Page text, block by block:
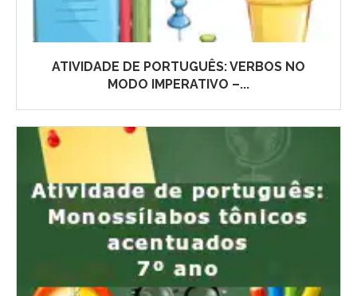
ATIVIDADE DE PORTUGUÊS: VERBOS NO
MODO IMPERATIVO –...